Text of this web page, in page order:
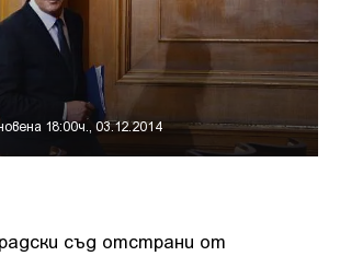
18:00ч., 03.12.2014
съд отстрани от